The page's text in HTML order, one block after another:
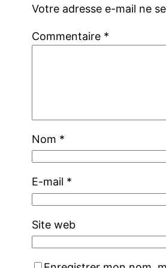
Votre adresse e-mail ne
Commentaire *
Nom *
E-mail *
Site web